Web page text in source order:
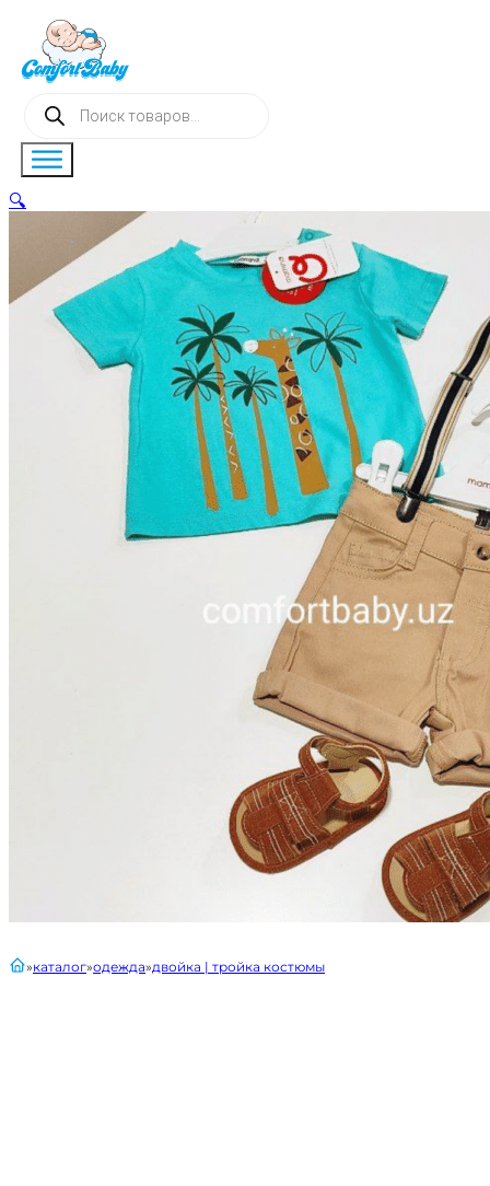
Поиск
товаров
главнаякаталог одежда двойка | тройка костюмы
🔍